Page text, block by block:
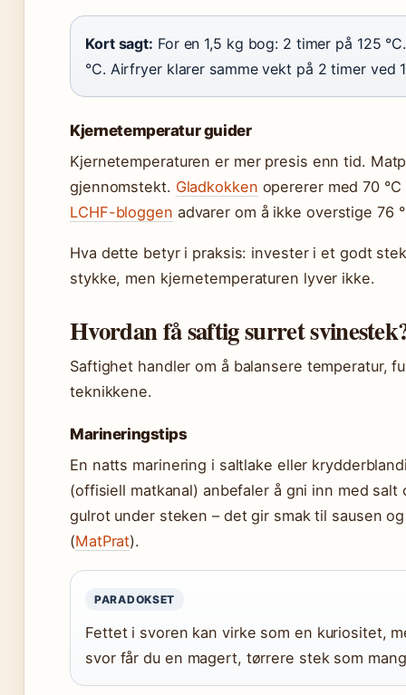
Kort sagt: For en 1,5 kg bog: 2 timer på 125
°C. Airfryer klarer samme vekt på 2 timer ved
Kjernetemperatur guider
Kjernetemperaturen er mer presis enn tid.
gjennomstekt. Gladkokken opererer med 70
LCHF-bloggen advarer om å ikke overstige 76
Hva dette betyr i praksis: invester i et godt
stykke, men kjernetemperaturen lyver ikke.
Hvordan få saftig surret
Saftighet handler om å balansere temperatur,
teknikkene.
Marineringstips
En natts marinering i saltlake eller
(offisiell matkanal) anbefaler å gni inn med
gulrot under steken – det gir smak til sausen
(MatPrat).
PARADOKSET
Fettet i svoren kan virke som en kuriositet,
svor får du en magert, tørrere stek som